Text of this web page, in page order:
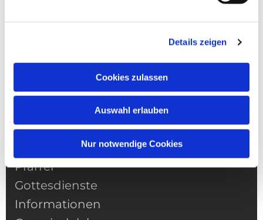
Details zeigen
Cookies zulassen
Auswahl erlauben
Nur notwendige Cookies
NAVIGATION
Pfarrei
Gottesdienste
Informationen